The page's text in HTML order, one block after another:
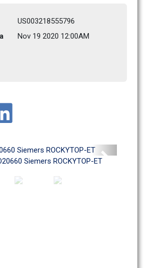
US003218555796
Nov 19 2020 12:00AM
Siemers ROCKYTOP-ET